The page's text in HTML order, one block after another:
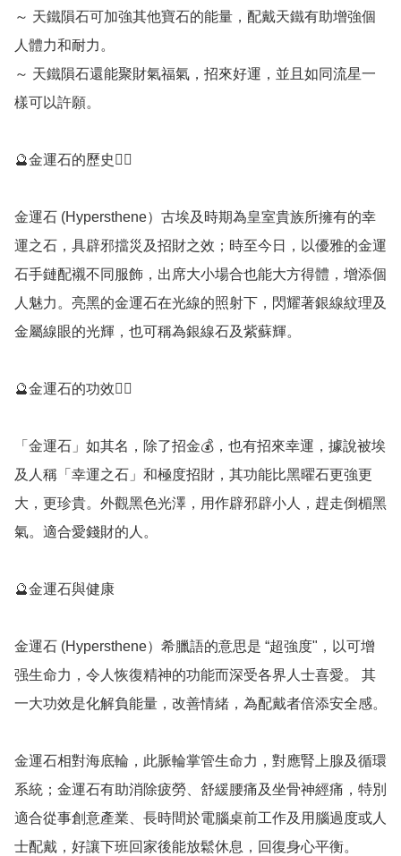
～ 天鐵隕石可加強其他寶石的能量，配戴天鐵有助增強個
人體力和耐力。
～ 天鐵隕石還能聚財氣福氣，招來好運，並且如同流星一
樣可以許願。
🔮金運石的歷史💁‍♀️
金運石 (Hypersthene）古埃及時期為皇室貴族所擁有的幸
運之石，具辟邪擋災及招財之效；時至今日，以優雅的金運
石手鏈配襯不同服飾，出席大小場合也能大方得體，增添個
人魅力。亮黑的金運石在光線的照射下，閃耀著銀線紋理及
金屬線眼的光輝，也可稱為銀線石及紫蘇輝。
🔮金運石的功效💁‍♀️
「金運石」如其名，除了招金💰，也有招來幸運，據說被埃
及人稱「幸運之石」和極度招財，其功能比黑曜石更強更
大，更珍貴。外觀黑色光澤，用作辟邪辟小人，趕走倒楣黑
氣。適合愛錢財的人。
🔮金運石與健康
金運石 (Hypersthene）希臘語的意思是 “超強度"，以可增
强生命力，令人恢復精神的功能而深受各界人士喜愛。 其
一大功效是化解負能量，改善情緒，為配戴者倍添安全感。
金運石相對海底輪，此脈輪掌管生命力，對應腎上腺及循環
系統；金運石有助消除疲勞、舒緩腰痛及坐骨神經痛，特別
適合從事創意產業、長時間於電腦桌前工作及用腦過度或人
士配戴，好讓下班回家後能放鬆休息，回復身心平衡。